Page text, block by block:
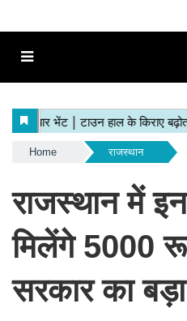
Home राजस्थान
राजस्थान में
मिलेंगे 5000
सरकार का